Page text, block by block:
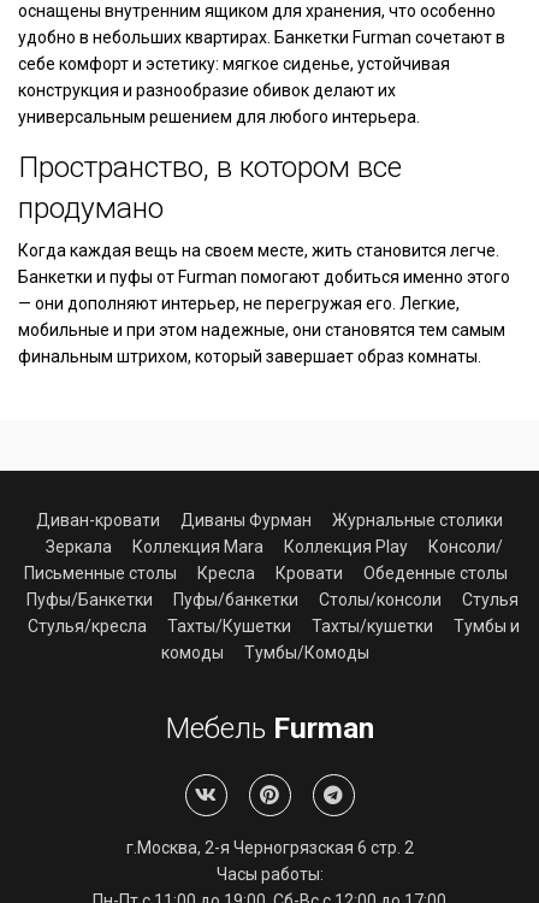
Алиса
оснащены внутренним ящиком для хранения, что особенно
удобно в небольших квартирах. Банкетки Furman сочетают в
себе комфорт и эстетику: мягкое сиденье, устойчивая
конструкция и разнообразие обивок делают их
универсальным решением для любого интерьера.
Пространство, в котором все
продумано
Когда каждая вещь на своем месте, жить становится легче.
Банкетки и пуфы от Furman помогают добиться именно этого
— они дополняют интерьер, не перегружая его. Легкие,
мобильные и при этом надежные, они становятся тем самым
финальным штрихом, который завершает образ комнаты.
Диван-кровати Диваны Фурман
Журнальные столики
Зеркала
Коллекция Mara Коллекция Play
Консоли/
Письменные столы
Кресла Кровати
Обеденные столы
Пуфы/Банкетки
Пуфы/банкетки Столы/консоли
Стулья
Стулья/кресла
Тахты/Кушетки Тахты/кушетки
Тумбы и
комоды
Тумбы/Комоды
Мебель Furman
г.Москва, 2-я Черногрязская 6 стр. 2
Часы работы: